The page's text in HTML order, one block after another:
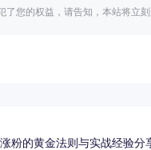
您的权益，请告知，本站将立刻
粉的黄金法则与实战经验分